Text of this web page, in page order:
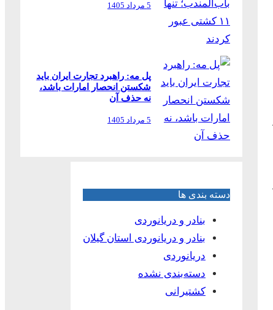
5 مرداد 1405
پل مه: راهبرد تجارت ایران باید
شکستن انحصار امارات باشد،
نه حذف آن
5 مرداد 1405
دسته بندی ها
بنادر و دریانوردی
بنادر و دریانوردی استان گیلان
دریانوردی
دسته‌بندی نشده
کشتیرانی